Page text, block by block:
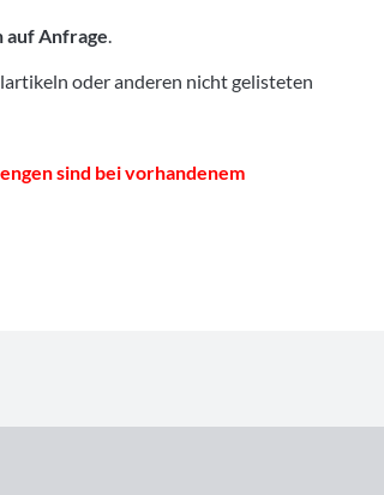
auf Anfrage.
oder anderen nicht gelisteten
sind bei vorhandenem